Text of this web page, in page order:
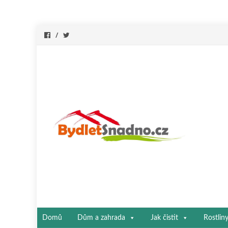
Přeskočit
Domů Dům a zahrada Jak čistit Rostliny